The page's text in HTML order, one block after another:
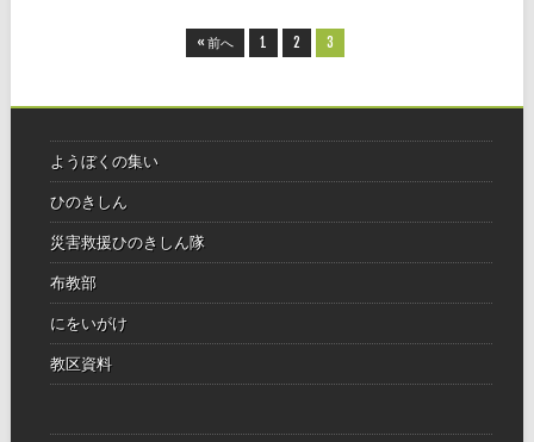
« 前へ 1 2 3
ようぼくの集い
ひのきしん
災害救援ひのきしん隊
布教部
にをいがけ
教区資料